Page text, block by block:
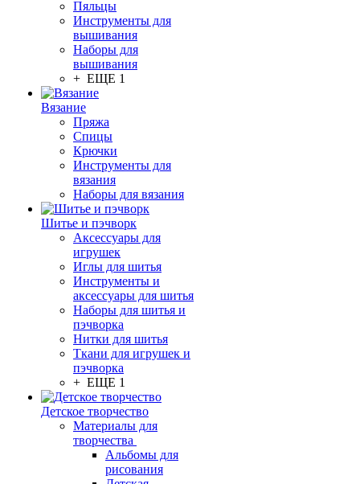
Пяльцы
Инструменты для
вышивания
Наборы для
вышивания
+ ЕЩЕ 1
Вязание
Пряжа
Спицы
Крючки
Инструменты для
вязания
Наборы для вязания
Шитье и пэчворк
Аксессуары для
игрушек
Иглы для шитья
Инструменты и
аксессуары для шитья
Наборы для шитья и
пэчворка
Нитки для шитья
Ткани для игрушек и
пэчворка
+ ЕЩЕ 1
Детское творчество
Материалы для
творчества
Альбомы для
рисования